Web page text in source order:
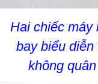
Hai chiếc máy
bay biểu
không